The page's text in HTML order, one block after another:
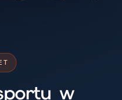
w